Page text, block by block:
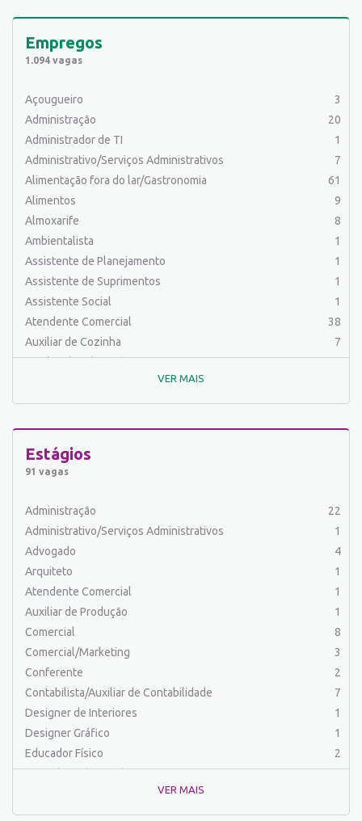
Empregos
1.094 vagas
Açougueiro
3
Administração
20
Administrador de TI
1
Administrativo/Serviços Administrativos
7
Alimentação fora do lar/Gastronomia
61
Alimentos
9
Almoxarife
8
Ambientalista
1
Assistente de Planejamento
1
Assistente de Suprimentos
1
Assistente Social
1
Atendente Comercial
38
Auxiliar de Cozinha
7
Auxiliar de Laboratório
2
Auxiliar de Manutenção Predial
Auxiliar de Mecânica
1
Auxiliar de Serviços
Barman
Cabeleireiro
Caixa Bancário/Operador de Caixa
Carpinteiro
Carregador/Ajudante Carga e Descarga
Comercial
Comercial/Marketing
Comprador
Contabilista/Auxiliar de Contabilidade
Costureira/Costureiro Industrial
Cozinha/ Pizzaiolo
Cozinheiro
Cuidador de Crianças e Idosos
Desenvolvedor de Sistema
1
VER MAIS
Estágios
91 vagas
Administração
22
Administrativo/Serviços Administrativos
1
Advogado
4
Arquiteto
1
Atendente Comercial
1
Auxiliar de Produção
1
Comercial
8
Comercial/Marketing
3
Conferente
2
Contabilista/Auxiliar de Contabilidade
7
Designer de Interiores
1
Designer Gráfico
1
Educador Físico
2
Engenharia (Outras)
1
Engenharia de Produção
2
VER MAIS